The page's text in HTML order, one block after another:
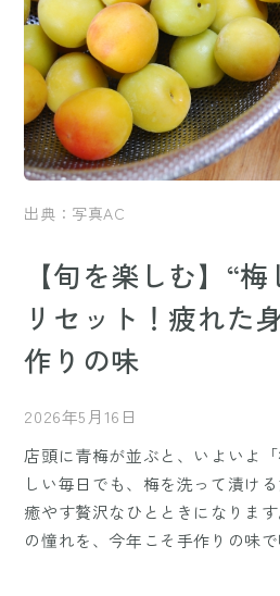
出典：写真AC
【旬を楽しむ】“
リセット！疲れた
作りの味
2026年5月16日
店頭に青梅が並ぶと、いよいよ
しい毎日でも、梅を洗って漬け
癒やす贅沢なひとときになりま
の憧れを、今年こそ手作りの味で